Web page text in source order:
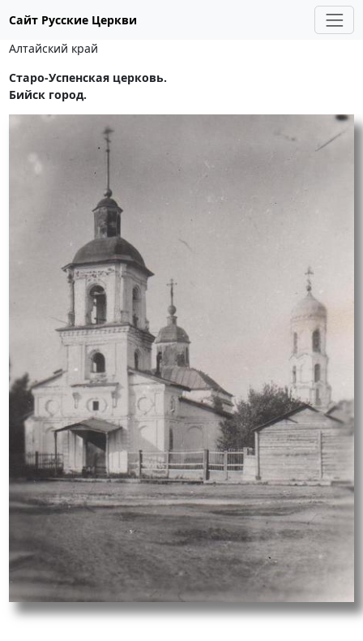
Сайт Русские Церкви
Алтайский край
Старо-Успенская церковь.
Бийск город.